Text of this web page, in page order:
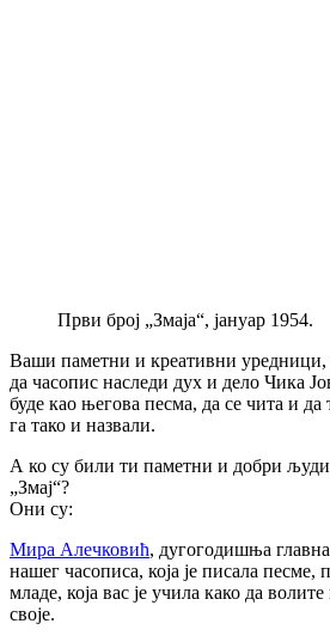
Први број „Змаја“, јануар 1954.
Ваши паметни и креативни уредници,
да часопис наследи дух и дело Чика
буде као његова песма, да се чита и да
га тако и назвали.
А ко су били ти паметни и добри
„Змај“?
Они су:
Мира Алечковић, дугогодишња
нашег часописа, која је писала песме,
младе, која вас је учила како да
своје.